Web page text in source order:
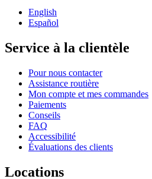
English
Español
Service à la clientèle
Pour nous contacter
Assistance routière
Mon compte et mes commandes
Paiements
Conseils
FAQ
Accessibilité
Évaluations des clients
Locations